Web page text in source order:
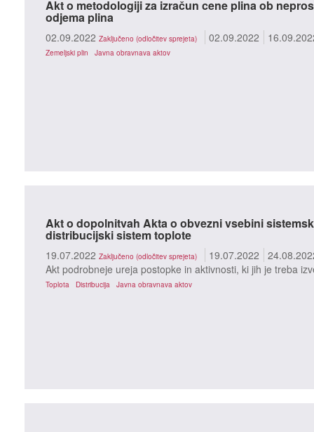
Akt o metodologiji za izračun cene plina ob
odjema plina
02.09.2022 Zaključeno (odločitev sprejeta) 02.09.2022
Zemeljski plin Javna obravnava aktov
Akt o dopolnitvah Akta o obvezni vsebini
distribucijski sistem toplote
19.07.2022 Zaključeno (odločitev sprejeta) 19.07.2022
Akt podrobneje ureja postopke in aktivnosti, ki jih je treba
Toplota Distribucija Javna obravnava aktov